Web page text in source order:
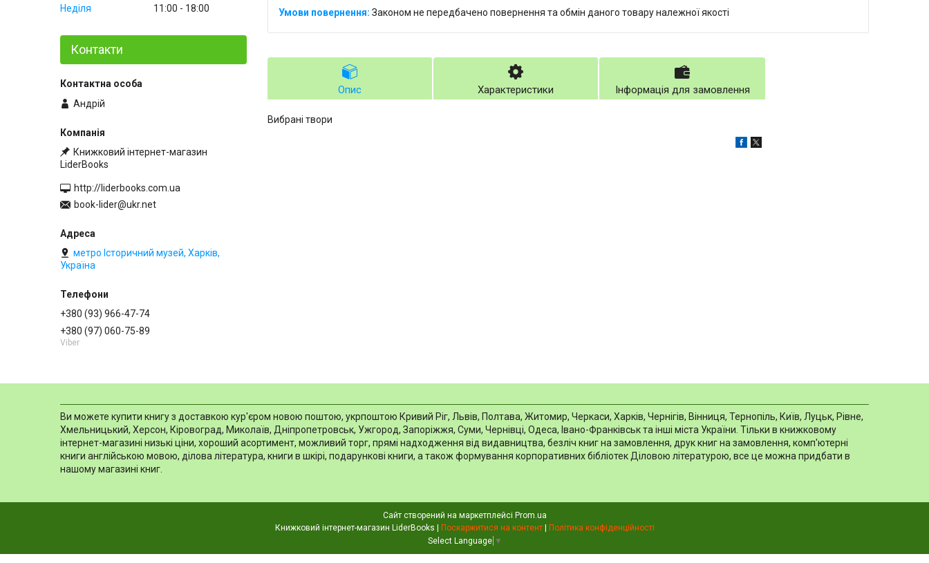
Законом не передбачено повернення та обмін даного товару належної якості
Опис Характеристики Інформація для замовлення
Вибрані твори
Неділя
11:00 18:00
Контакти
Андрій
Книжковий інтернет-магазин
LiderBooks
http://liderbooks.com.ua
book-lider@ukr.net
метро Історичний музей, Харків,
Україна
+380 (93) 966-47-74
+380 (97) 060-75-89
Viber
Ви можете купити книгу з доставкою кур'єром новою поштою, укрпоштою Кривий Ріг, Львів, Полтава, Житомир, Черкаси, Харків, Чернігів, Вінниця, Тернопіль, Київ, Луцьк, Рівне,
Хмельницький, Херсон, Кіровоград, Миколаїв, Дніпропетровськ, Ужгород, Запоріжжя, Суми, Чернівці, Одеса, Івано-Франківськ та інші міста України. Тільки в книжковому
інтернет-магазині низькі ціни, хороший асортимент, можливий торг, прямі надходження від видавництва, безліч книг на замовлення, друк книг на замовлення, комп'ютерні
книги англійською мовою, ділова література, книги в шкірі, подарункові книги, а також формування корпоративних бібліотек Діловою літературою, все це можна придбати в
нашому магазині книг.
Сайт створений на маркетплейсі Prom.ua
Поскаржитися на контент
Політика конфіденційності
Select Language ▼